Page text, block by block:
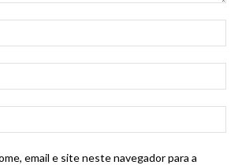
email e site neste navegador para a